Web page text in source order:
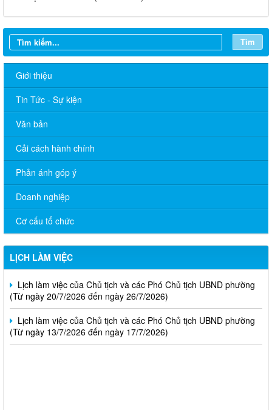
Tìm
Giới thiệu
Tin Tức - Sự kiện
Văn bản
Cải cách hành chính
Phản ánh góp ý
Doanh nghiệp
Cơ cấu tổ chức
LỊCH LÀM VIỆC
Lịch làm việc của Chủ tịch và các Phó Chủ tịch UBND phường
(Từ ngày 03/8/2026 đến ngày 07/8/2026)
Lịch làm việc của Chủ tịch và các Phó Chủ tịch UBND phường
(Từ ngày 27/7/2026 đến ngày 31/7/2026)
Lịch làm việc của Chủ tịch và các Phó Chủ tịch UBND phường
(Từ ngày 20/7/2026 đến ngày 26/7/2026)
Lịch làm việc của Chủ tịch và các Phó Chủ tịch UBND phường
(Từ ngày 13/7/2026 đến ngày 17/7/2026)